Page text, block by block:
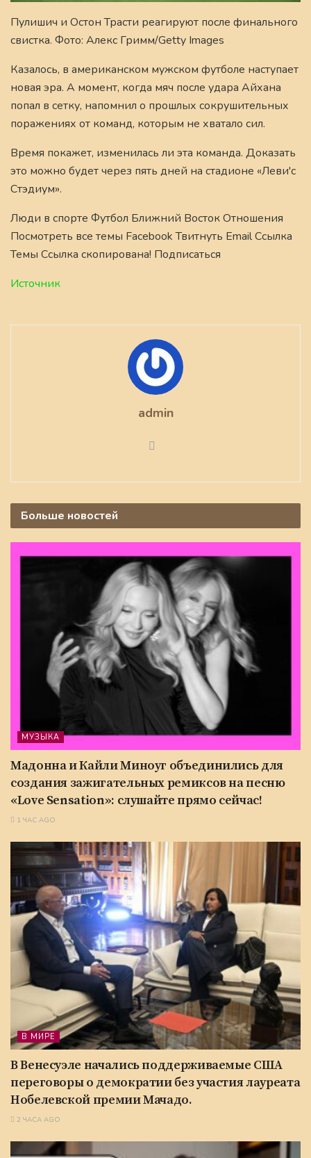
Пулишич и Остон Трасти реагируют после финального
свистка. Фото: Алекс Гримм/Getty Images
Казалось, в американском мужском футболе наступает
новая эра. А момент, когда мяч после удара Айхана
попал в сетку, напомнил о прошлых сокрушительных
поражениях от команд, которым не хватало сил.
Время покажет, изменилась ли эта команда. Доказать
это можно будет через пять дней на стадионе «Леви'с
Стэдиум».
Люди в спорте Футбол Ближний Восток Отношения
Посмотреть все темы Facebook Твитнуть Email Ссылка
Темы Ссылка скопирована! Подписаться
Источник
admin
Больше новостей
МУЗЫКА
Мадонна и Кайли Миноуг объединились для
создания зажигательных ремиксов на песню
«Love Sensation»: слушайте прямо сейчас!
1 ЧАС AGO
В МИРЕ
В Венесуэле начались поддерживаемые США
переговоры о демократии без участия лауреата
Нобелевской премии Мачадо.
2 ЧАСА AGO